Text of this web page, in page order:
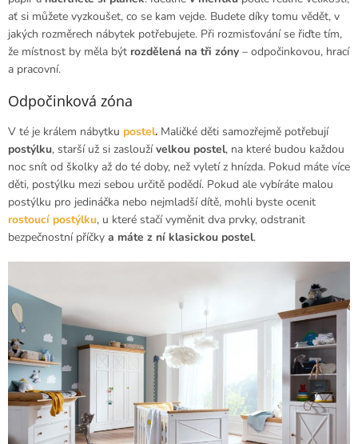
ať si můžete vyzkoušet, co se kam vejde. Budete díky tomu vědět, v
jakých rozměrech nábytek potřebujete. Při rozmisťování se řiďte tím,
že místnost by měla být rozdělená na tři zóny – odpočinkovou, hrací
a pracovní.
Odpočinková zóna
V té je králem nábytku postel. Maličké děti samozřejmě potřebují
postýlku, starší už si zasloužívelkou postel, na které budou každou
noc snít od školky až do té doby, než vyletí z hnízda. Pokud máte více
děti, postýlku mezi sebou určitě podědí. Pokud ale vybíráte malou
postýlku pro jedináčka nebo nejmladší dítě, mohli byste ocenit
rostoucí postýlku, u které stačí vyměnit dva prvky, odstranit
bezpečnostní příčky a máte z ní klasickou postel.